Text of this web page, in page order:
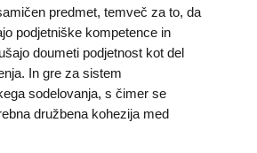
predmet, temveč za to, da
podjetniške kompetence in
doumeti podjetnost kot del
In gre za sistem
sodelovanja, s čimer se
družbena kohezija med